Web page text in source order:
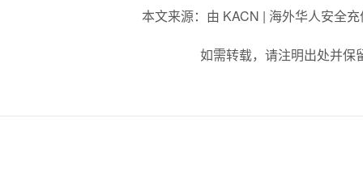
本文来源：由 KACN | 海外华人安全
如需转载，请注明出处并保